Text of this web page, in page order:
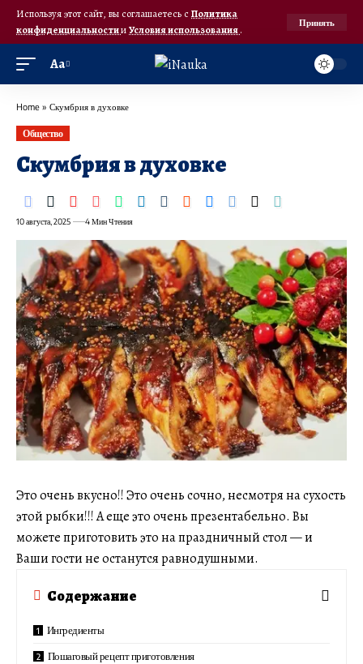
Используя этот сайт, вы соглашаетесь с Политика
конфиденциальностииУсловия использования.
Принять
Аа
Home » Скумбрия в духовке
Общество
Скумбрия в духовке
10 августа, 2025 4 Мин Чтения
Это очень вкусно!! Это очень сочно, несмотря на сухость
этой рыбки!!! А еще это очень презентабельно. Вы
можете приготовить это на праздничный стол — и
Ваши гости не останутся равнодушными.
Содержание
Ингредиенты
Пошаговый рецепт приготовления